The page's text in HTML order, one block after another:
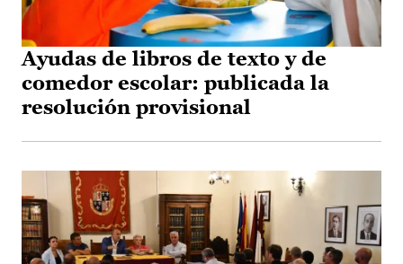
Ayudas de libros de texto y de
comedor escolar: publicada la
resolución provisional